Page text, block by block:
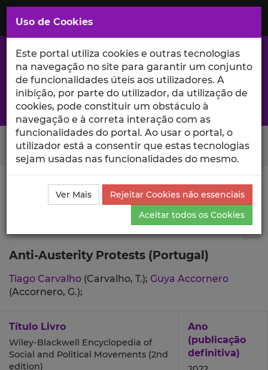
Saltar
para
Conteúdo
Principal
A excelência da investigação e ciência no Iscte
Search Button
Ciência_Iscte Publicações
Descrição Detalhada da
Publicação
Anti-Austerity Protests (Portugal)
Tiago Carvalho (Carvalho, T.); Guya Accornero
(Accornero, G.);
Título Livro
Wiley-Blackwell Encyclopedia of
Social and Political Movements (2nd
edition)
Ano
(publicação
definitiva)
Uso de Cookies
Este portal utiliza cookies e outras tecnologias
na navegação no site para garantir um conjunto
de funcionalidades úteis aos utilizadores. A
inibição, por parte do utilizador, da utilização de
cookies, pode constituir um obstáculo à
navegação e à correta interação com as
funcionalidades do portal. Ao usar o portal, o
utilizador está a consentir que estas tecnologias
sejam usadas nas funcionalidades do mesmo.
Ver Mais
Rejeitar Cookies não essenciais
Aceitar todos os Cookies